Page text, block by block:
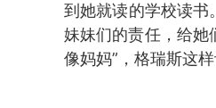
到她就读的学校读书
妹妹们的责任，给
像妈妈”，格瑞斯这